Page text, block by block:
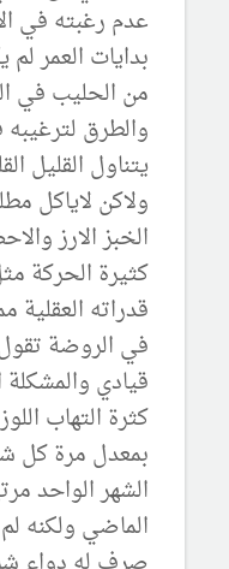
عدم رغبته في
من الحليب في
والطرق
يتناول القليل
ولاكن لاياكل
الخبز الارز
كثيرة الحركة
قدراته
في الروضة
قيادي
كثرة التهاب
بمعدل مرة كل
الشهر الواحد
الماضي ولكنه